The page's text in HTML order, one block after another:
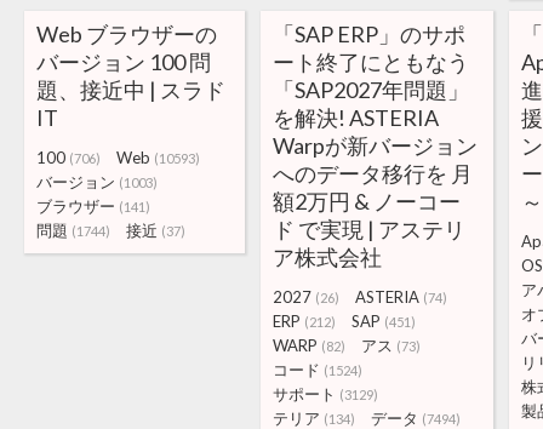
Web ブラウザーの
バージョン 100 問
題、接近中 | スラド
IT
100 (706) Web (10593)
バージョン (1003)
ブラウザー (141)
問題 (1744) 接近 (37)
「SAP ERP」のサポ
ート終了にともなう
「SAP2027年問題」
を解決! ASTERIA
Warpが新バージョン
へのデータ移行を 月
額2万円 & ノーコー
ド で実現 | アステリ
ア株式会社
2027 (26) ASTERIA (74)
ERP (212) SAP (451)
WARP (82) アス (73)
コード (1524)
サポート (3129)
テリア (134) データ (7494)
ア
オ
バ
リ
株
製